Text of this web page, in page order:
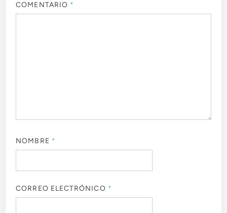
COMENTARIO *
NOMBRE *
CORREO ELECTRÓNICO *